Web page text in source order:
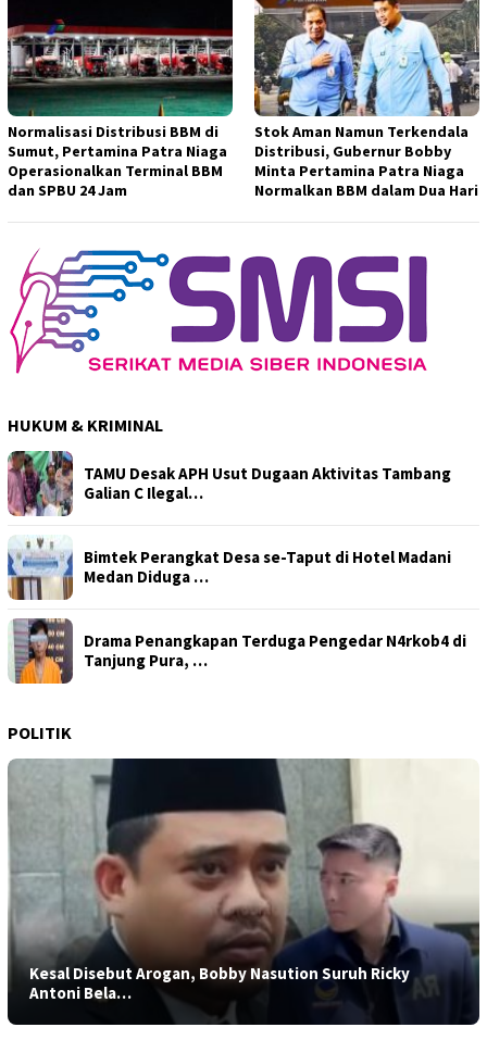
Normalisasi Distribusi BBM di
Sumut, Pertamina Patra Niaga
Operasionalkan Terminal BBM
dan SPBU 24 Jam
Stok Aman Namun Terkendala
Distribusi, Gubernur Bobby
Minta Pertamina Patra Niaga
Normalkan BBM dalam Dua Hari
HUKUM & KRIMINAL
TAMU Desak APH Usut Dugaan Aktivitas Tambang
Galian C Ilegal…
Bimtek Perangkat Desa se-Taput di Hotel Madani
Medan Diduga …
Drama Penangkapan Terduga Pengedar N4rkob4 di
Tanjung Pura, …
POLITIK
Kesal Disebut Arogan, Bobby Nasution Suruh Ricky
Antoni Bela…